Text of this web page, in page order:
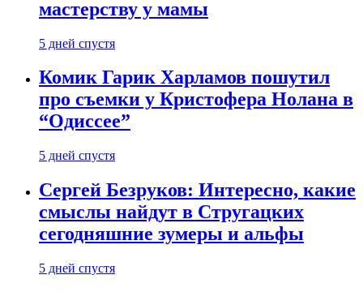
мастерству у мамы
5 дней спустя
Комик Гарик Харламов пошутил
про съемки у Кристофера Нолана в
“Одиссее”
5 дней спустя
Сергей Безруков: Интересно, какие
смыслы найдут в Стругацких
сегодняшние зумеры и альфы
5 дней спустя